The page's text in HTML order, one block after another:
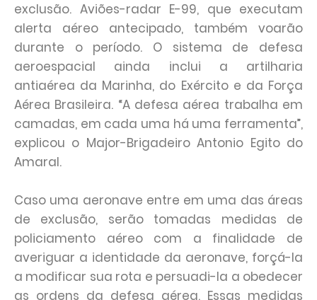
exclusão. Aviões-radar E-99, que executam
alerta aéreo antecipado, também voarão
durante o período. O sistema de defesa
aeroespacial ainda inclui a artilharia
antiaérea da Marinha, do Exército e da Força
Aérea Brasileira. “A defesa aérea trabalha em
camadas, em cada uma há uma ferramenta”,
explicou o Major-Brigadeiro Antonio Egito do
Amaral.
Caso uma aeronave entre em uma das áreas
de exclusão, serão tomadas medidas de
policiamento aéreo com a finalidade de
averiguar a identidade da aeronave, forçá-la
a modificar sua rota e persuadi-la a obedecer
as ordens da defesa aérea. Essas medidas